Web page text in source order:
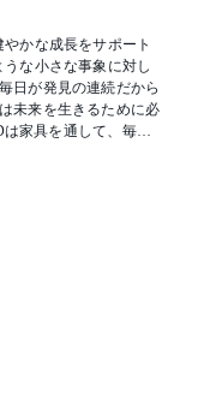
かな成長をサポート
な小さな事象に対し
日が発見の連続だから
未来を生きるために必
家具を通して、毎日
ちの「遊びたい」「使